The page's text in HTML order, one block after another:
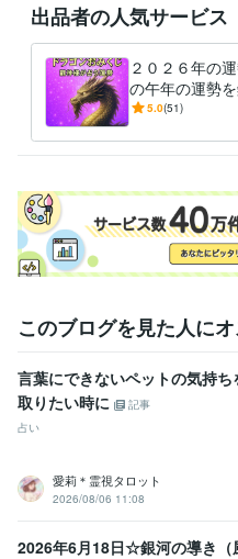
【お電話はご予約となります。
DMなどで日時ご相談下さいます
【家事都合により時間などのご協
♡ご依頼下さいました順に対応致
私の準備が整いましたら、鑑定
ます。
何卒よろしくお願い致します。
おかげさまで本年３月で5周年目
皆様に感謝です(ㅅ´꒳` )
経験職種
営業 / 営業事務・アシスタント
受賞歴
双子ちゃんを出産したで賞 東日
ラ　シルバーランク ココナラ　
ランク帰って来ました(^-^)
コ
ココナラシルバーランク帰って来
メンタル心理カウンセラー
上級心理カウンセラー
タロットリーディングマスター
出品者の人気サービス
２０２６年の
の午年の運勢
ＤＲＡＧＯＮ
運勢☆】
5.0(51)
このブログを見た人に
言葉にできないペットの気持
取りたい時に
記事
占い
愛莉＊霊視タロット
2026/08/06 11:08
2026年6月18日☆銀河の導き（